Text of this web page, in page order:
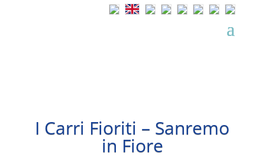
I Carri Fioriti – Sanremo
in Fiore